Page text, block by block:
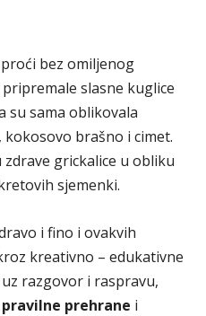
bez omiljenog
slasne kuglice
su sama oblikovala
brašno i cimet.
grickalice u obliku
sjemenki.
i fino i ovakvih
kreativno – edukativne
razgovor i raspravu,
prehrane i